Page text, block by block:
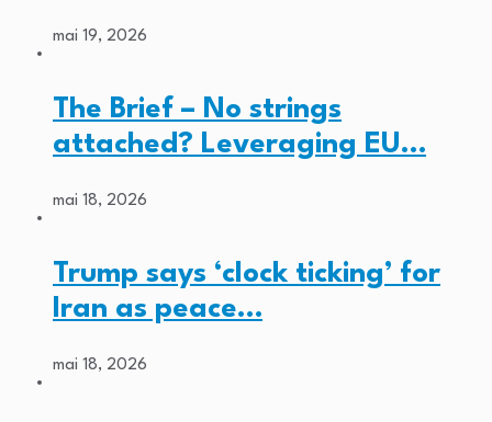
mai 19, 2026
The Brief – No strings
attached? Leveraging EU…
mai 18, 2026
Trump says ‘clock ticking’ for
Iran as peace…
mai 18, 2026